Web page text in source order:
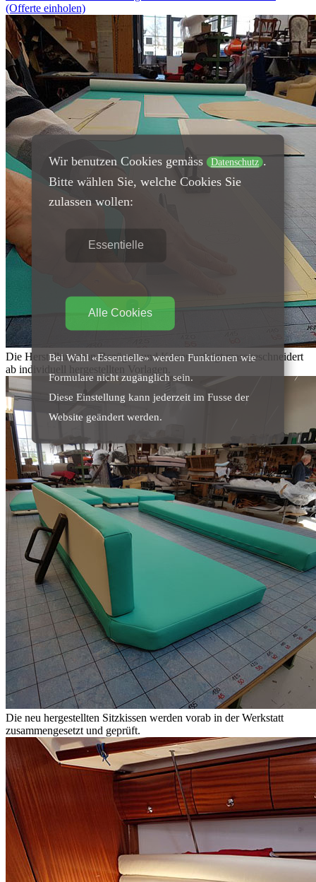
(Offerte einholen)
Die Herstellung von Bezügen und Kissen erfolgt massgeschneidert
ab individuell hergestellten Vorlagen.
Die neu hergestellten Sitzkissen werden vorab in der Werkstatt
zusammengesetzt und geprüft.
Wir benutzen Cookies gemäss Datenschutz .
Bitte wählen Sie, welche Cookies Sie
zulassen wollen:
Essentielle
Alle Cookies
Bei Wahl «Essentielle» werden Funktionen wie
Formulare nicht zugänglich sein.
Diese Einstellung kann jederzeit im Fusse der
Website geändert werden.